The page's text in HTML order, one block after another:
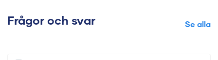
Frågor och svar Se alla